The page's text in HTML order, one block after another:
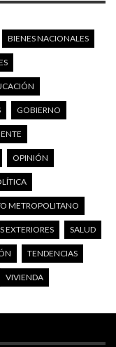
BIENES NACIONALES
GOBIERNO
OPINIÓN
METROPOLITANO
EXTERIORES SALUD
TENDENCIAS
VIVIENDA